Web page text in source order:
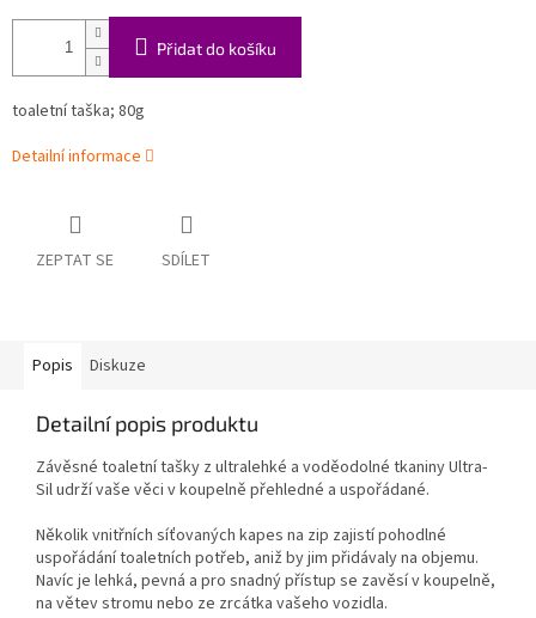
Přidat do košíku
toaletní taška; 80g
Detailní informace
ZEPTAT SE SDÍLET
Popis Diskuze
Detailní popis produktu
Závěsné toaletní tašky z ultralehké a voděodolné tkaniny Ultra-
Sil udrží vaše věci v koupelně přehledné a uspořádané.
Několik vnitřních síťovaných kapes na zip zajistí pohodlné
uspořádání toaletních potřeb, aniž by jim přidávaly na objemu.
Navíc je lehká, pevná a pro snadný přístup se zavěsí v koupelně,
na větev stromu nebo ze zrcátka vašeho vozidla.